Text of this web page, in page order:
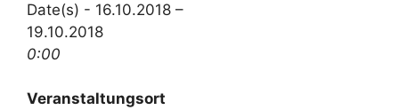
Date(s) - 16.10.2018 –
19.10.2018
0:00
Veranstaltungsort